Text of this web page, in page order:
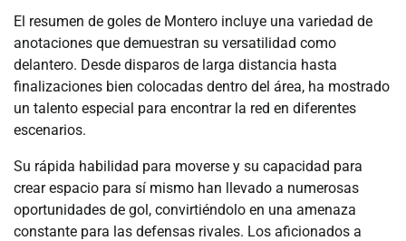
El resumen de goles de Montero incluye una variedad de
anotaciones que demuestran su versatilidad como
delantero. Desde disparos de larga distancia hasta
finalizaciones bien colocadas dentro del área, ha mostrado
un talento especial para encontrar la red en diferentes
escenarios.
Su rápida habilidad para moverse y su capacidad para
crear espacio para sí mismo han llevado a numerosas
oportunidades de gol, convirtiéndolo en una amenaza
constante para las defensas rivales. Los aficionados a